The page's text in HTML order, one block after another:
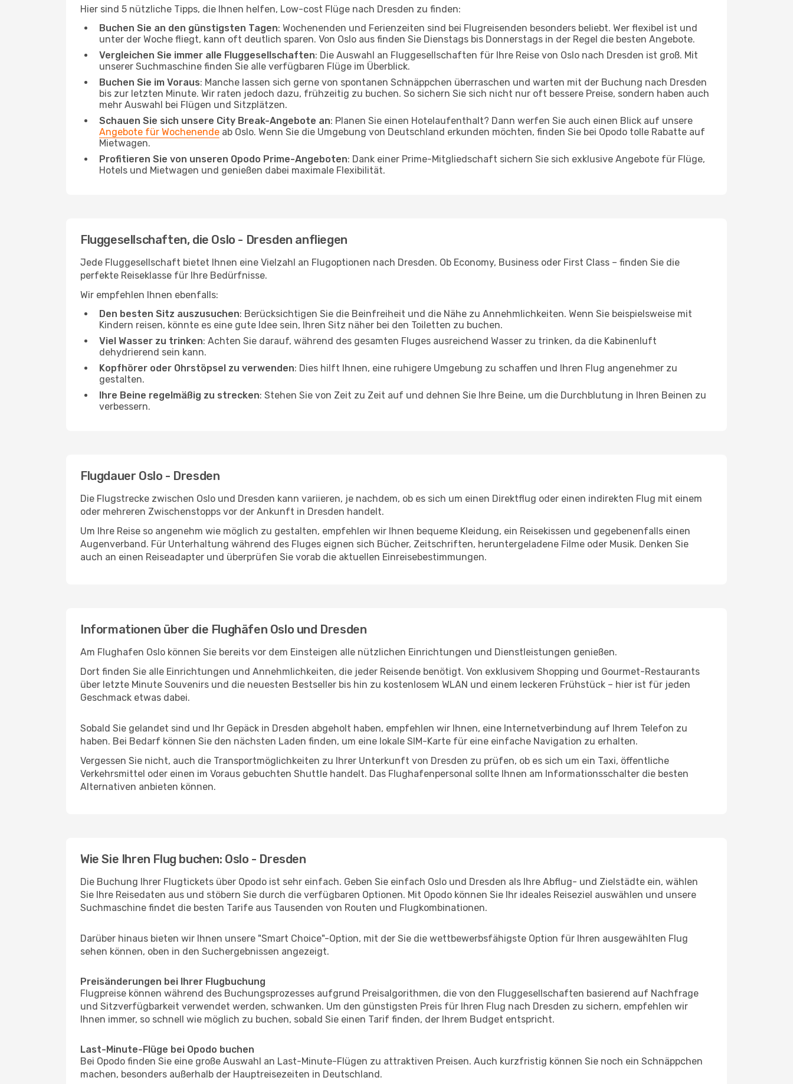
Hier sind 5 nützliche Tipps, die Ihnen helfen, Low-cost Flüge nach Dresden zu finden:
Buchen Sie an den günstigsten Tagen: Wochenenden und Ferienzeiten sind bei Flugreisenden besonders beliebt. Wer flexibel ist und
unter der Woche fliegt, kann oft deutlich sparen. Von Oslo aus finden Sie Dienstags bis Donnerstags in der Regel die besten Angebote.
Vergleichen Sie immer alle Fluggesellschaften: Die Auswahl an Fluggesellschaften für Ihre Reise von Oslo nach Dresden ist groß. Mit
unserer Suchmaschine finden Sie alle verfügbaren Flüge im Überblick.
Buchen Sie im Voraus: Manche lassen sich gerne von spontanen Schnäppchen überraschen und warten mit der Buchung nach Dresden
bis zur letzten Minute. Wir raten jedoch dazu, frühzeitig zu buchen. So sichern Sie sich nicht nur oft bessere Preise, sondern haben auch
mehr Auswahl bei Flügen und Sitzplätzen.
Schauen Sie sich unsere City Break-Angebote an: Planen Sie einen Hotelaufenthalt? Dann werfen Sie auch einen Blick auf unsere
Angebote für Wochenende ab Oslo. Wenn Sie die Umgebung von Deutschland erkunden möchten, finden Sie bei Opodo tolle Rabatte auf
Mietwagen.
Profitieren Sie von unseren Opodo Prime-Angeboten: Dank einer Prime-Mitgliedschaft sichern Sie sich exklusive Angebote für Flüge,
Hotels und Mietwagen und genießen dabei maximale Flexibilität.
Fluggesellschaften, die Oslo - Dresden anfliegen
Jede Fluggesellschaft bietet Ihnen eine Vielzahl an Flugoptionen nach Dresden. Ob Economy, Business oder First Class – finden Sie die
perfekte Reiseklasse für Ihre Bedürfnisse.
Wir empfehlen Ihnen ebenfalls:
Den besten Sitz auszusuchen: Berücksichtigen Sie die Beinfreiheit und die Nähe zu Annehmlichkeiten. Wenn Sie beispielsweise mit
Kindern reisen, könnte es eine gute Idee sein, Ihren Sitz näher bei den Toiletten zu buchen.
Viel Wasser zu trinken: Achten Sie darauf, während des gesamten Fluges ausreichend Wasser zu trinken, da die Kabinenluft
dehydrierend sein kann.
Kopfhörer oder Ohrstöpsel zu verwenden: Dies hilft Ihnen, eine ruhigere Umgebung zu schaffen und Ihren Flug angenehmer zu
gestalten.
Ihre Beine regelmäßig zu strecken: Stehen Sie von Zeit zu Zeit auf und dehnen Sie Ihre Beine, um die Durchblutung in Ihren Beinen zu
verbessern.
Flugdauer Oslo - Dresden
Die Flugstrecke zwischen Oslo und Dresden kann variieren, je nachdem, ob es sich um einen Direktflug oder einen indirekten Flug mit einem
oder mehreren Zwischenstopps vor der Ankunft in Dresden handelt.
Um Ihre Reise so angenehm wie möglich zu gestalten, empfehlen wir Ihnen bequeme Kleidung, ein Reisekissen und gegebenenfalls einen
Augenverband. Für Unterhaltung während des Fluges eignen sich Bücher, Zeitschriften, heruntergeladene Filme oder Musik. Denken Sie
auch an einen Reiseadapter und überprüfen Sie vorab die aktuellen Einreisebestimmungen.
Informationen über die Flughäfen Oslo und Dresden
Am Flughafen Oslo können Sie bereits vor dem Einsteigen alle nützlichen Einrichtungen und Dienstleistungen genießen.
Dort finden Sie alle Einrichtungen und Annehmlichkeiten, die jeder Reisende benötigt. Von exklusivem Shopping und Gourmet-Restaurants
über letzte Minute Souvenirs und die neuesten Bestseller bis hin zu kostenlosem WLAN und einem leckeren Frühstück – hier ist für jeden
Geschmack etwas dabei.
Sobald Sie gelandet sind und Ihr Gepäck in Dresden abgeholt haben, empfehlen wir Ihnen, eine Internetverbindung auf Ihrem Telefon zu
haben. Bei Bedarf können Sie den nächsten Laden finden, um eine lokale SIM-Karte für eine einfache Navigation zu erhalten.
Vergessen Sie nicht, auch die Transportmöglichkeiten zu Ihrer Unterkunft von Dresden zu prüfen, ob es sich um ein Taxi, öffentliche
Verkehrsmittel oder einen im Voraus gebuchten Shuttle handelt. Das Flughafenpersonal sollte Ihnen am Informationsschalter die besten
Alternativen anbieten können.
Wie Sie Ihren Flug buchen: Oslo - Dresden
Die Buchung Ihrer Flugtickets über Opodo ist sehr einfach. Geben Sie einfach Oslo und Dresden als Ihre Abflug- und Zielstädte ein, wählen
Sie Ihre Reisedaten aus und stöbern Sie durch die verfügbaren Optionen. Mit Opodo können Sie Ihr ideales Reiseziel auswählen und unsere
Suchmaschine findet die besten Tarife aus Tausenden von Routen und Flugkombinationen.
Darüber hinaus bieten wir Ihnen unsere "Smart Choice"-Option, mit der Sie die wettbewerbsfähigste Option für Ihren ausgewählten Flug
sehen können, oben in den Suchergebnissen angezeigt.
Preisänderungen bei Ihrer Flugbuchung
Flugpreise können während des Buchungsprozesses aufgrund Preisalgorithmen, die von den Fluggesellschaften basierend auf Nachfrage
und Sitzverfügbarkeit verwendet werden, schwanken. Um den günstigsten Preis für Ihren Flug nach Dresden zu sichern, empfehlen wir
Ihnen immer, so schnell wie möglich zu buchen, sobald Sie einen Tarif finden, der Ihrem Budget entspricht.
Last-Minute-Flüge bei Opodo buchen
Bei Opodo finden Sie eine große Auswahl an Last-Minute-Flügen zu attraktiven Preisen. Auch kurzfristig können Sie noch ein Schnäppchen
machen, besonders außerhalb der Hauptreisezeiten in Deutschland.